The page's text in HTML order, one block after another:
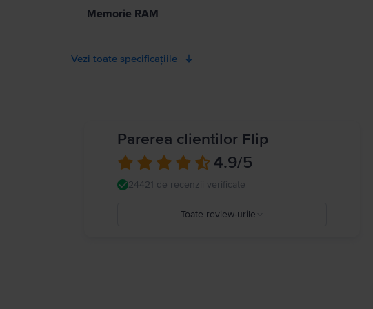
Memorie RAM
Vezi toate specificațiile
Parerea clientilor Flip
4.9/5
24421 de recenzii verificate
Toate review-urile